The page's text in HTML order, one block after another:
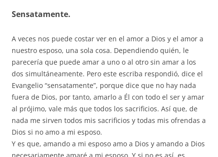
Sensatamente.
A veces nos puede costar ver en el amor a Dios y el amor a
nuestro esposo, una sola cosa. Dependiendo quién, le
parecería que puede amar a uno o al otro sin amar a los
dos simultáneamente. Pero este escriba respondió, dice el
Evangelio “sensatamente”, porque dice que no hay nada
fuera de Dios, por tanto, amarlo a Él con todo el ser y amar
al prójimo, vale más que todos los sacrificios. Así que, de
nada me sirven todos mis sacrificios y todas mis ofrendas a
Dios si no amo a mi esposo.
Y es que, amando a mi esposo amo a Dios y amando a Dios